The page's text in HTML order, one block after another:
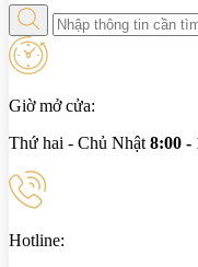
Giờ mở cửa:
Thứ hai - Chủ Nhật 8:00 -
Hotline: